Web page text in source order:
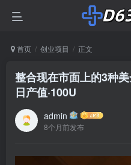
首页 创业项目 正文
整合现在市面上的3种
日产值·100U
admin
8个月前发布